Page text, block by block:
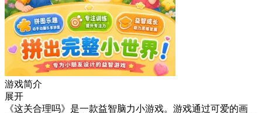
游戏简介
展开
《这关合理吗》是一款益智脑力小游戏。游戏通过可爱的画